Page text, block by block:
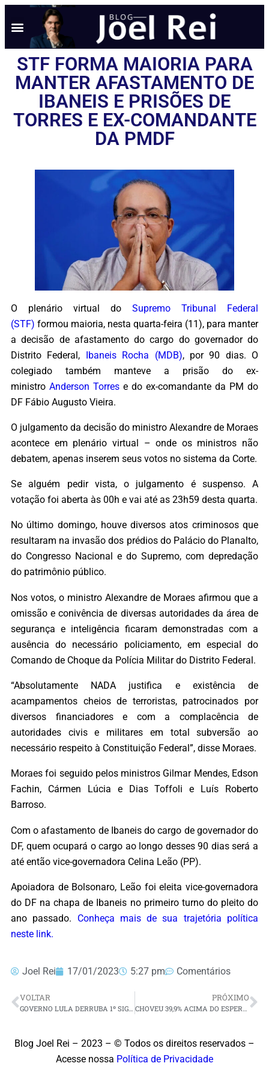
STF FORMA MAIORIA PARA
MANTER AFASTAMENTO DE
IBANEIS E PRISÕES DE
TORRES E EX-COMANDANTE
DA PMDF
O plenário virtual do Supremo Tribunal Federal
(STF) formou maioria, nesta quarta-feira (11), para manter
a decisão de afastamento do cargo do governador do
Distrito Federal, Ibaneis Rocha (MDB), por 90 dias. O
colegiado também manteve a prisão do ex-
ministro Anderson Torres e do ex-comandante da PM do
DF Fábio Augusto Vieira.
O julgamento da decisão do ministro Alexandre de Moraes
acontece em plenário virtual – onde os ministros não
debatem, apenas inserem seus votos no sistema da Corte.
Se alguém pedir vista, o julgamento é suspenso. A
votação foi aberta às 00h e vai até as 23h59 desta quarta.
No último domingo, houve diversos atos criminosos que
resultaram na invasão dos prédios do Palácio do Planalto,
do Congresso Nacional e do Supremo, com depredação
do patrimônio público.
Nos votos, o ministro Alexandre de Moraes afirmou que a
omissão e conivência de diversas autoridades da área de
segurança e inteligência ficaram demonstradas com a
ausência do necessário policiamento, em especial do
Comando de Choque da Polícia Militar do Distrito Federal.
“Absolutamente NADA justifica e existência de
acampamentos cheios de terroristas, patrocinados por
diversos financiadores e com a complacência de
autoridades civis e militares em total subversão ao
necessário respeito à Constituição Federal”, disse Moraes.
Moraes foi seguido pelos ministros Gilmar Mendes, Edson
Fachin, Cármen Lúcia e Dias Toffoli e Luís Roberto
Barroso.
Com o afastamento de Ibaneis do cargo de governador do
DF, quem ocupará o cargo ao longo desses 90 dias será a
até então vice-governadora Celina Leão (PP).
Apoiadora de Bolsonaro, Leão foi eleita vice-governadora
do DF na chapa de Ibaneis no primeiro turno do pleito do
ano passado. Conheça mais de sua trajetória política
neste link.
Joel Rei 17/01/2023 5:27 pm Comentários
VOLTAR
GOVERNO LULA DERRUBA 1º SIGILO DE BOLSONARO E VAI ANALISAR VISITAS AO ALVORADA
PRÓXIMO
CHOVEU 39,9% ACIMA DO ESPERADO EM 2022 NO RN
Blog Joel Rei – 2023 – © Todos os direitos reservados –
Acesse nossa Política de Privacidade